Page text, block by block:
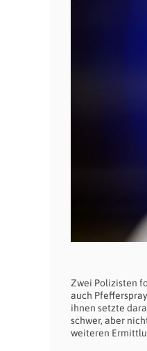
Zwei Polizisten
auch
ihnen setzte
schwer, aber
weiteren